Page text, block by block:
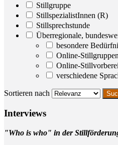
Stillgruppe
StillspezialistInnen (R)
Stillsprechstunde
Überregionale,
besondere
Online-Stillgruppen
Online-
verschiedene
Sortieren nach
Inter­views
"Who is who" in der